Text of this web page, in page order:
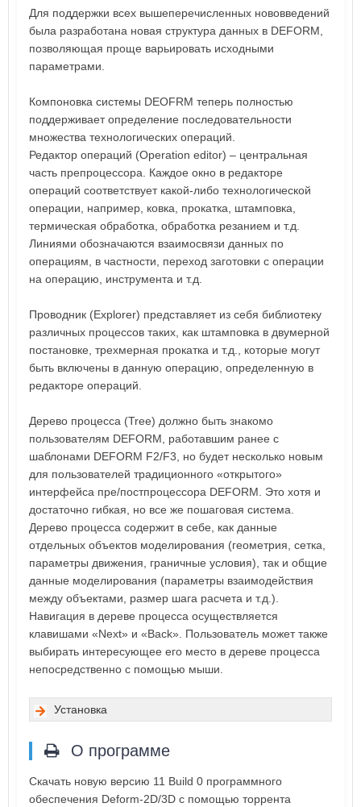
Для поддержки всех вышеперечисленных нововведений
была разработана новая структура данных в DEFORM,
позволяющая проще варьировать исходными
параметрами.
Компоновка системы DEOFRM теперь полностью
поддерживает определение последовательности
множества технологических операций.
Редактор операций (Operation editor) – центральная
часть препроцессора. Каждое окно в редакторе
операций соответствует какой-либо технологической
операции, например, ковка, прокатка, штамповка,
термическая обработка, обработка резанием и т.д.
Линиями обозначаются взаимосвязи данных по
операциям, в частности, переход заготовки с операции
на операцию, инструмента и т.д.
Проводник (Explorer) представляет из себя библиотеку
различных процессов таких, как штамповка в двумерной
постановке, трехмерная прокатка и т.д., которые могут
быть включены в данную операцию, определенную в
редакторе операций.
Дерево процесса (Tree) должно быть знакомо
пользователям DEFORM, работавшим ранее с
шаблонами DEFORM F2/F3, но будет несколько новым
для пользователей традиционного «открытого»
интерфейса пре/постпроцессора DEFORM. Это хотя и
достаточно гибкая, но все же пошаговая система.
Дерево процесса содержит в себе, как данные
отдельных объектов моделирования (геометрия, сетка,
параметры движения, граничные условия), так и общие
данные моделирования (параметры взаимодействия
между объектами, размер шага расчета и т.д.).
Навигация в дереве процесса осуществляется
клавишами «Next» и «Back». Пользователь может также
выбирать интересующее его место в дереве процесса
непосредственно с помощью мыши.
Установка
О программе
Скачать новую версию 11 Build 0 программного
обеспечения Deform-2D/3D с помощью торрента